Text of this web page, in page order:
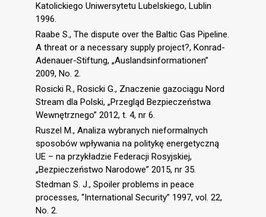
Katolickiego Uniwersytetu Lubelskiego, Lublin
1996.
Raabe S., The dispute over the Baltic Gas Pipeline.
A threat or a necessary supply project?, Konrad-
Adenauer-Stiftung, „Auslandsinformationen”
2009, No. 2.
Rosicki R., Rosicki G., Znaczenie gazociągu Nord
Stream dla Polski, „Przegląd Bezpieczeństwa
Wewnętrznego” 2012, t. 4, nr 6.
Ruszel M., Analiza wybranych nieformalnych
sposobów wpływania na politykę energetyczną
UE – na przykładzie Federacji Rosyjskiej,
„Bezpieczeństwo Narodowe” 2015, nr 35.
Stedman S. J., Spoiler problems in peace
processes, “International Security” 1997, vol. 22,
No. 2.